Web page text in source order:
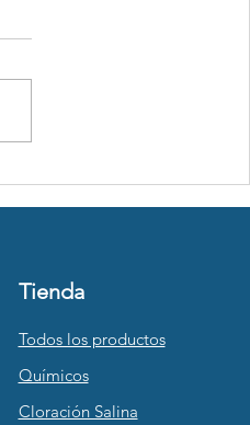
Tienda
Todos los productos
Químicos
Cloración Salina